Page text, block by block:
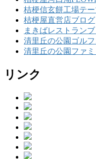
桔梗信玄餅工場テ
桔梗屋直営店ブログ
まきばレストラン
清里丘の公園ゴル
清里丘の公園ファ
リンク